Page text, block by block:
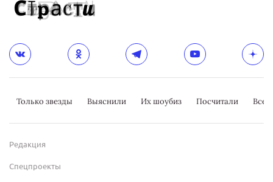
Только звезды Выяснили Их шоубиз Посчитали
Редакция
Спецпроекты